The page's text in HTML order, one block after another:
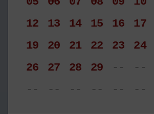
12
13 14 15 16 17
19
20 21 22 23 24
26
27 28 29 -- --
--
-- -- -- -- --